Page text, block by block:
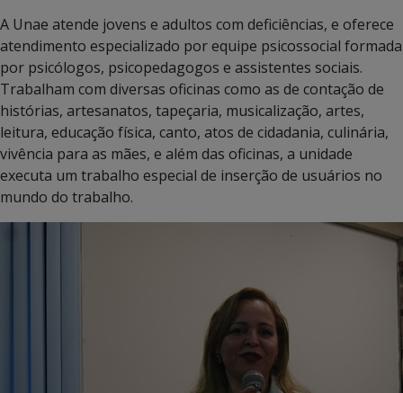
A Unae atende jovens e adultos com deficiências, e oferece
atendimento especializado por equipe psicossocial formada
por psicólogos, psicopedagogos e assistentes sociais.
Trabalham com diversas oficinas como as de contação de
histórias, artesanatos, tapeçaria, musicalização, artes,
leitura, educação física, canto, atos de cidadania, culinária,
vivência para as mães, e além das oficinas, a unidade
executa um trabalho especial de inserção de usuários no
mundo do trabalho.